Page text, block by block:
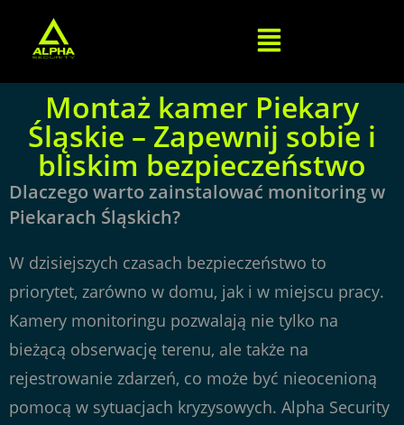
Montaż kamer Piekary
Śląskie – Zapewnij sobie i
bliskim bezpieczeństwo
Dlaczego warto zainstalować monitoring w
Piekarach Śląskich?
W dzisiejszych czasach bezpieczeństwo to
priorytet, zarówno w domu, jak i w miejscu pracy.
Kamery monitoringu pozwalają nie tylko na
bieżącą obserwację terenu, ale także na
rejestrowanie zdarzeń, co może być nieocenioną
pomocą w sytuacjach kryzysowych. Alpha Security